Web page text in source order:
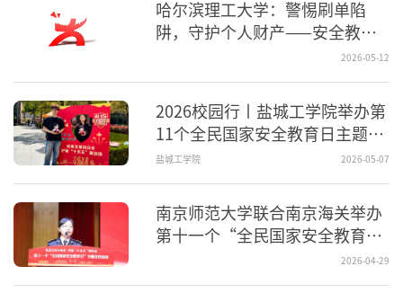
哈尔滨理工大学：警惕刷单陷
阱，守护个人财产——安全教育
2026-05-12
2026校园行丨盐城工学院举办第
11个全民国家安全教育日主题活
动
盐城工学院 2026-05-07
南京师范大学联合南京海关举办
第十一个“全民国家安全教育
2026-04-29